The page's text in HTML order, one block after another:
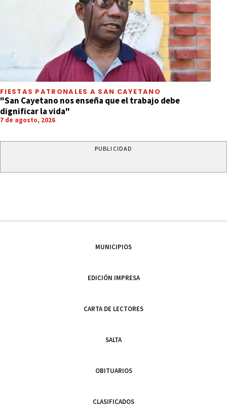
FIESTAS PATRONALES A SAN CAYETANO
"San Cayetano nos enseña que el trabajo debe
dignificar la vida"
7 de agosto, 2026
PUBLICIDAD
MUNICIPIOS
EDICIÓN IMPRESA
CARTA DE LECTORES
SALTA
OBITUARIOS
CLASIFICADOS